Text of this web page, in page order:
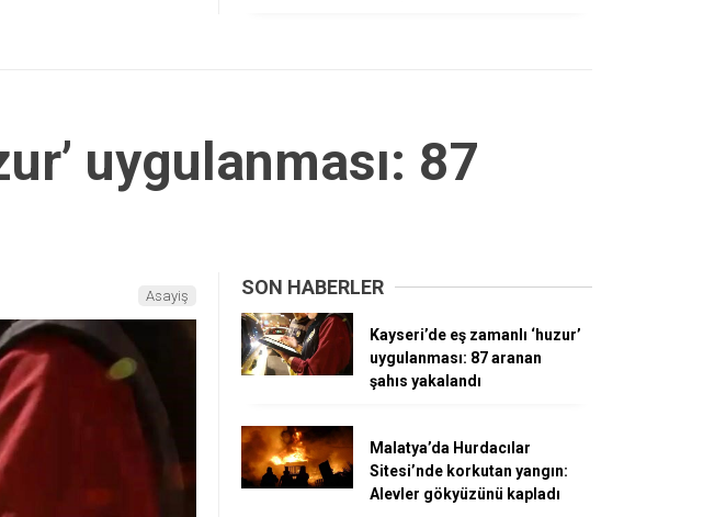
uygulanması: 87
Asayiş SON HABERLER
Kayseri’de eş zamanlı ‘huzur’
uygulanması: 87 aranan
şahıs yakalandı
Malatya’da Hurdacılar
Sitesi’nde korkutan yangın:
Alevler gökyüzünü kapladı